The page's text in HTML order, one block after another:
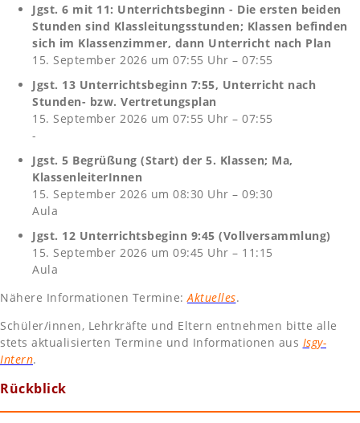
Jgst. 6 mit 11: Unterrichtsbeginn - Die ersten beiden
Stunden sind Klassleitungsstunden; Klassen befinden
sich im Klassenzimmer, dann Unterricht nach Plan
15. September 2026 um 07:55 Uhr – 07:55
Jgst. 13 Unterrichtsbeginn 7:55, Unterricht nach
Stunden- bzw. Vertretungsplan
15. September 2026 um 07:55 Uhr – 07:55
-
Jgst. 5 Begrüßung (Start) der 5. Klassen; Ma,
KlassenleiterInnen
15. September 2026 um 08:30 Uhr – 09:30
Aula
Jgst. 12 Unterrichtsbeginn 9:45 (Vollversammlung)
15. September 2026 um 09:45 Uhr – 11:15
Aula
Nähere Informationen Termine: Aktuelles.
Schüler/innen, Lehrkräfte und Eltern entnehmen bitte alle
stets aktualisierten Termine und Informationen aus Isgy-
Intern.
Rückblick